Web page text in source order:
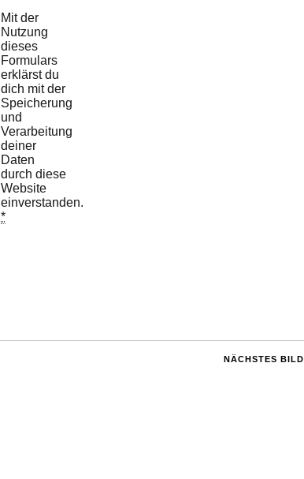
Mit der
Nutzung
dieses
Formulars
erklärst du
dich mit der
Speicherung
und
Verarbeitung
deiner
Daten
durch diese
Website
einverstanden.
*
NÄCHSTES BILD